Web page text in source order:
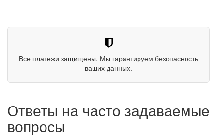
Все платежи защищены. Мы гарантируем безопасность
ваших данных.
Ответы на часто задаваемые
вопросы